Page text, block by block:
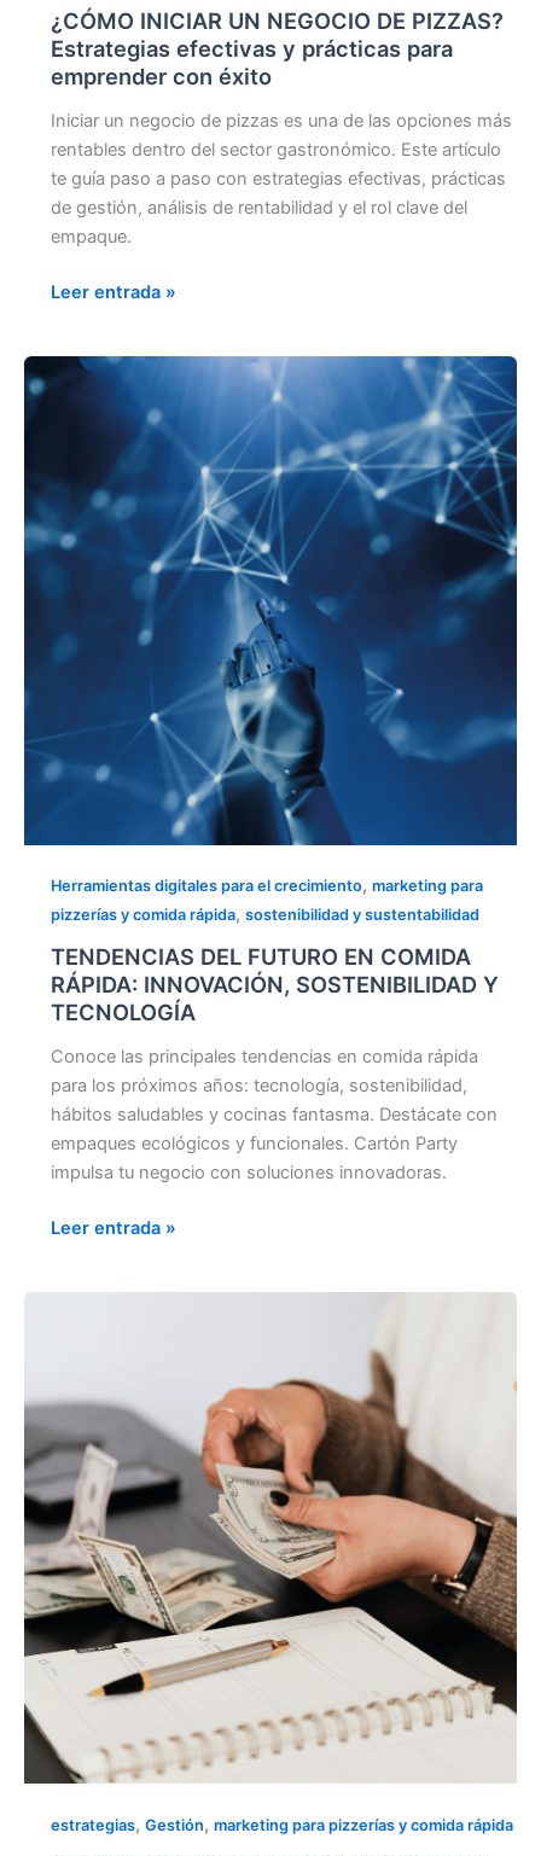
¿CÓMO INICIAR UN NEGOCIO DE PIZZAS?
Estrategias efectivas y prácticas para
emprender con éxito
Iniciar un negocio de pizzas es una de las opciones más
rentables dentro del sector gastronómico. Este artículo
te guía paso a paso con estrategias efectivas, prácticas
de gestión, análisis de rentabilidad y el rol clave del
empaque.
Leer entrada »
Herramientas digitales para el crecimiento, marketing para
pizzerías y comida rápida, sostenibilidad y sustentabilidad
TENDENCIAS DEL FUTURO EN COMIDA
RÁPIDA: INNOVACIÓN, SOSTENIBILIDAD Y
TECNOLOGÍA
Conoce las principales tendencias en comida rápida
para los próximos años: tecnología, sostenibilidad,
hábitos saludables y cocinas fantasma. Destácate con
empaques ecológicos y funcionales. Cartón Party
impulsa tu negocio con soluciones innovadoras.
TENDENCIAS
COMIDA
RÁPIDA:
INNOVACIÓN,
SOSTENIBILIDAD
TECNOLOGÍA
Leer entrada »
estrategias, Gestión, marketing para pizzerías y comida rápida
LA
CRISIS